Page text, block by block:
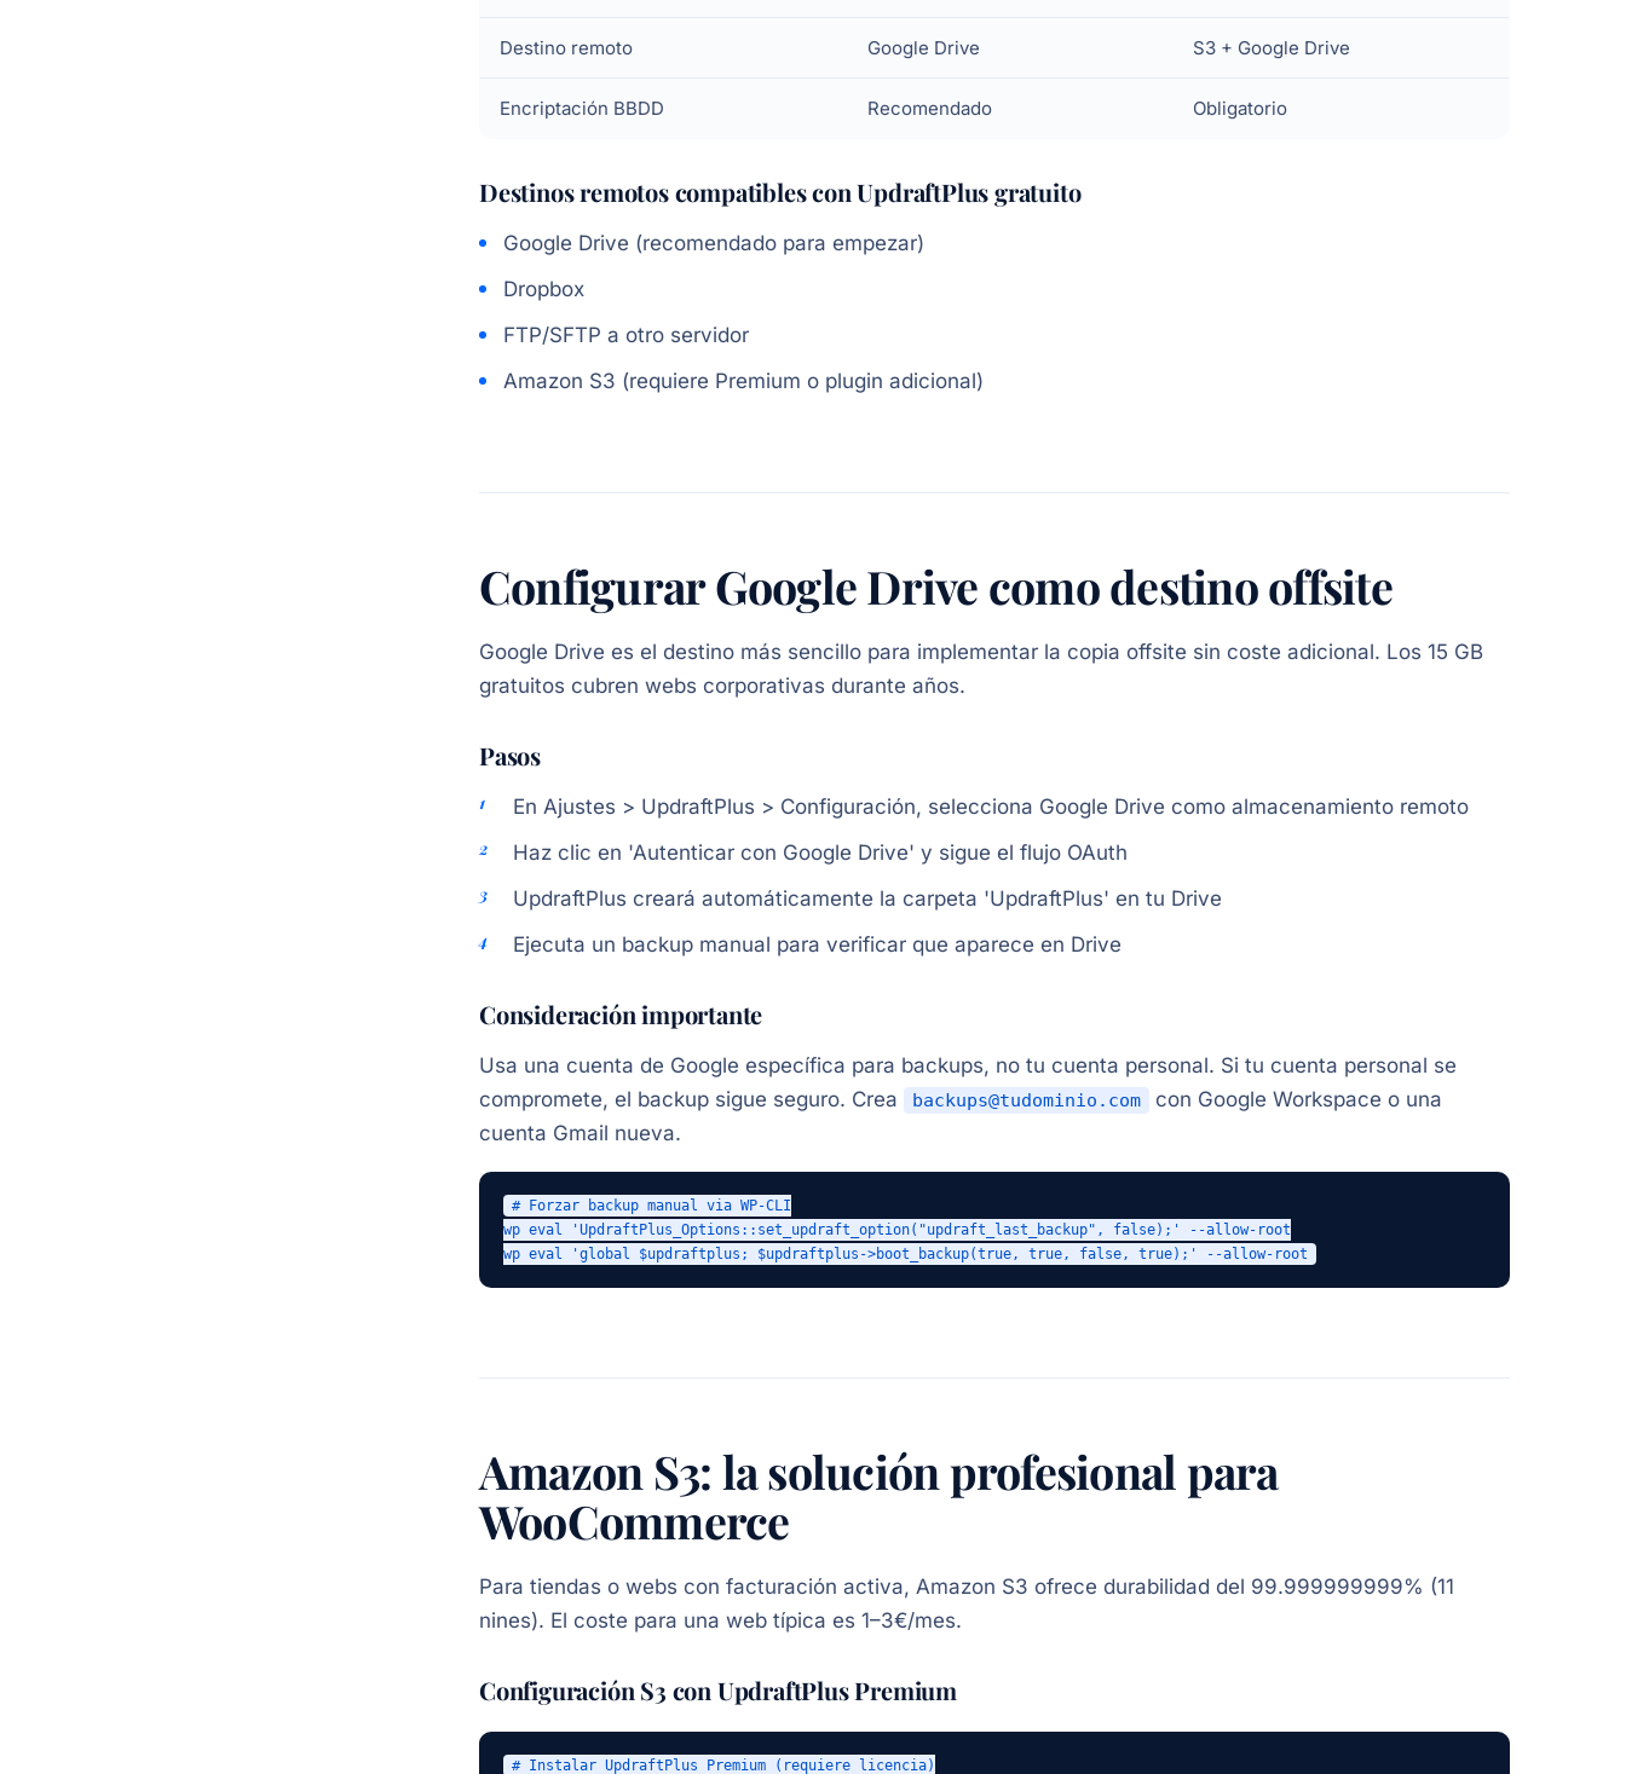
Destino remoto Google Drive S3 + Google Drive
Encriptación BBDD Recomendado Obligatorio
Destinos remotos compatibles con UpdraftPlus gratuito
Google Drive (recomendado para empezar)
Dropbox
FTP/SFTP a otro servidor
Amazon S3 (requiere Premium o plugin adicional)
Configurar Google Drive como destino offsite
Google Drive es el destino más sencillo para implementar la copia offsite sin coste adicional. Los 15 GB
gratuitos cubren webs corporativas durante años.
Pasos
En Ajustes > UpdraftPlus > Configuración, selecciona Google Drive como almacenamiento remoto
Haz clic en 'Autenticar con Google Drive' y sigue el flujo OAuth
UpdraftPlus creará automáticamente la carpeta 'UpdraftPlus' en tu Drive
Ejecuta un backup manual para verificar que aparece en Drive
Consideración importante
Usa una cuenta de Google específica para backups, no tu cuenta personal. Si tu cuenta personal se
compromete, el backup sigue seguro. Crea
backups@tudominio.com
con Google Workspace o una
cuenta Gmail nueva.
# Forzar backup manual via WP-CLI
wp eval 'UpdraftPlus_Options::set_updraft_option("updraft_last_backup", false);' --allow-root
wp eval 'global $updraftplus; $updraftplus->boot_backup(true, true, false, true);' --allow-root
Amazon S3: la solución profesional para
WooCommerce
Para tiendas o webs con facturación activa, Amazon S3 ofrece durabilidad del 99.999999999% (11
nines). El coste para una web típica es 1–3€/mes.
Configuración S3 con UpdraftPlus Premium
# Instalar UpdraftPlus Premium (requiere licencia)